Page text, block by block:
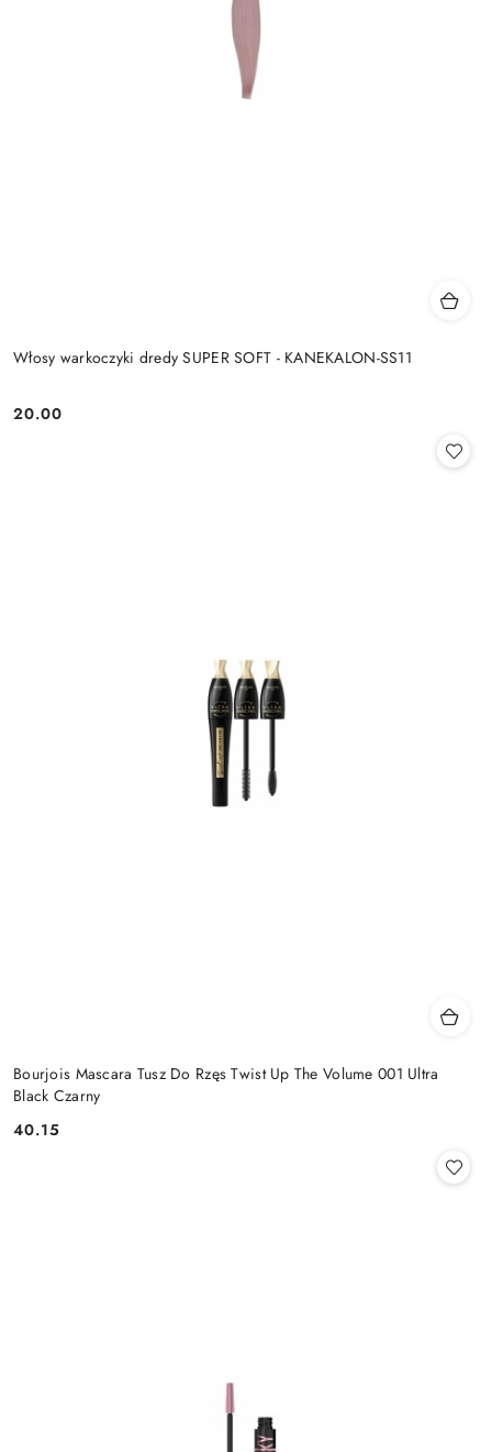
Włosy warkoczyki dredy SUPER SOFT - KANEKALON-SS11
Cena:
20.00
Bourjois Mascara Tusz Do Rzęs Twist Up The Volume 001 Ultra
Black Czarny
Cena:
40.15